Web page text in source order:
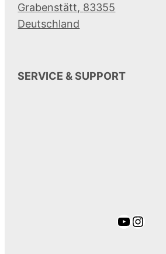
Grabenstätt, 83355
Deutschland
SERVICE & SUPPORT
YouTube